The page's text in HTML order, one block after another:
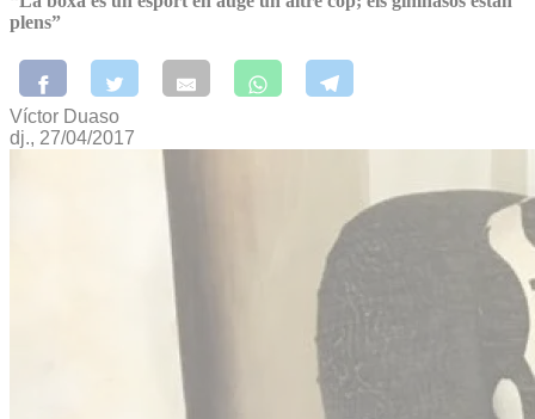
plens”
Víctor Duaso
dj., 27/04/2017